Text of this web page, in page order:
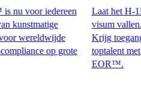
voor iedereen
op grote
Laat het H-1B-
visum vallen.
Krijg toegang tot
toptalent met G-P
EOR™.​​